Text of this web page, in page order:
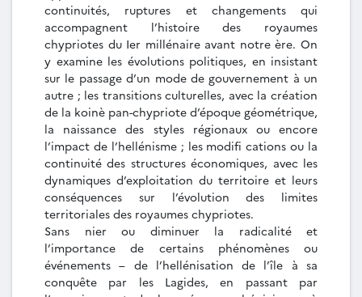
continuités, ruptures et changements qui
accompagnent l’histoire des royaumes
chypriotes du Ier millénaire avant notre ère. On
y examine les évolutions politiques, en insistant
sur le passage d’un mode de gouvernement à un
autre ; les transitions culturelles, avec la création
de la koinè pan-chypriote d’époque géométrique,
la naissance des styles régionaux ou encore
l’impact de l’hellénisme ; les modifi cations ou la
continuité des structures économiques, avec les
dynamiques d’exploitation du territoire et leurs
conséquences sur l’évolution des limites
territoriales des royaumes chypriotes.
Sans nier ou diminuer la radicalité et
l’importance de certains phénomènes ou
événements – de l’hellénisation de l’île à sa
conquête par les Lagides, en passant par